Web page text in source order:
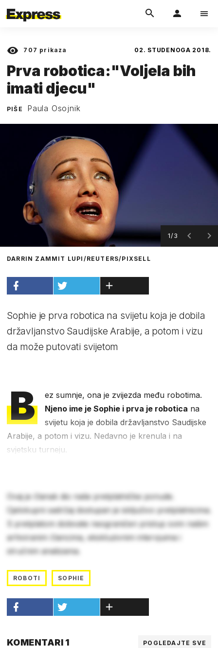
707 prikaza 02. STUDENOGA 2018.
Prva robotica:"Voljela bih
imati djecu"
PIŠE Paula Osojnik
1/3
DARRIN ZAMMIT LUPI/REUTERS/PIXSELL
Sophie je prva robotica na svijetu koja je dobila
državljanstvo Saudijske Arabije, a potom i vizu
da može putovati svijetom
B
ez sumnje, ona je zvijezda među robotima.
Njeno ime je Sophie i prva je robotica na
svijetu koja je dobila državljanstvo Saudijske
Arabije, a potom i vizu. Nedavno je krenula i na
svjetsku turneju.
Ovaj je članak dio naše pretplatničke ponude.
Cjelokupni sadržaj dostupan je isključivo pretplatnicima.
S pretplatom dobivate neograničen pristup svim našim
arhiviranim člancima, ekskluzivnim intervjuima i
stručnim analizama.
ROBOTI SOPHIE
KOMENTARI 1 POGLEDAJTE SVE